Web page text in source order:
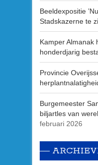
Beeldexpositie
Stadskazerne te
Kamper Almanak
honderdjarig
Provincie
Burgemeester
biljartles van
februari 2026